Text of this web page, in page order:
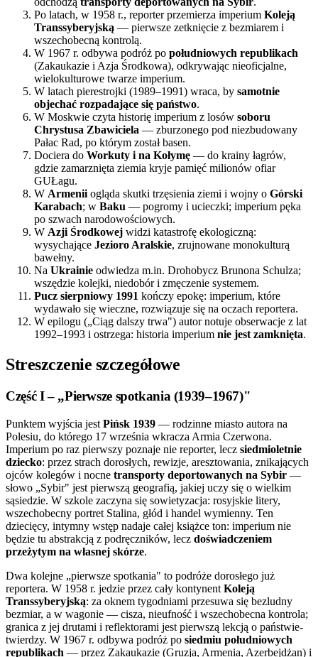
Po latach, w 1958 r., reporter przemierza imperium Koleją
Transsyberyjską — pierwsze zetknięcie z bezmiarem i
wszechobecną kontrolą.
W 1967 r. odbywa podróż po południowych republikach
(Zakaukazie i Azja Środkowa), odkrywając nieoficjalne,
wielokulturowe twarze imperium.
W latach pierestrojki (1989–1991) wraca, by samotnie
objechać rozpadające się państwo.
W Moskwie czyta historię imperium z losów soboru
Chrystusa Zbawiciela — zburzonego pod niezbudowany
Pałac Rad, po którym został basen.
Dociera do Workuty i na Kołymę — do krainy łagrów,
gdzie zamarznięta ziemia kryje pamięć milionów ofiar
GUŁagu.
W Armenii ogląda skutki trzęsienia ziemi i wojny o Górski
Karabach; w Baku — pogromy i ucieczki; imperium pęka
po szwach narodowościowych.
W Azji Środkowej widzi katastrofę ekologiczną:
wysychające Jezioro Aralskie, zrujnowane monokulturą
bawełny.
Na Ukrainie odwiedza m.in. Drohobycz Brunona Schulza;
wszędzie kolejki, niedobór i zmęczenie systemem.
Pucz sierpniowy 1991 kończy epokę: imperium, które
wydawało się wieczne, rozwiązuje się na oczach reportera.
W epilogu („Ciąg dalszy trwa") autor notuje obserwacje z lat
1992–1993 i ostrzega: historia imperium nie jest zamknięta.
Streszczenie szczegółowe
Część I – „Pierwsze spotkania (1939–1967)"
Punktem wyjścia jest Pińsk 1939 — rodzinne miasto autora na
Polesiu, do którego 17 września wkracza Armia Czerwona.
Imperium po raz pierwszy poznaje nie reporter, lecz siedmioletnie
dziecko: przez strach dorosłych, rewizje, aresztowania, znikających
ojców kolegów i nocne transporty deportowanych na Sybir —
słowo „Sybir" jest pierwszą geografią, jakiej uczy się o wielkim
sąsiedzie. W szkole zaczyna się sowietyzacja: rosyjskie litery,
wszechobecny portret Stalina, głód i handel wymienny. Ten
dziecięcy, intymny wstęp nadaje całej książce ton: imperium nie
będzie tu abstrakcją z podręczników, lecz doświadczeniem
przeżytym na własnej skórze.
Dwa kolejne „pierwsze spotkania" to podróże dorosłego już
reportera. W 1958 r. jedzie przez cały kontynent Koleją
Transsyberyjską: za oknem tygodniami przesuwa się bezludny
bezmiar, a w wagonie — cisza, nieufność i wszechobecna kontrola;
granica z jej drutami i reflektorami jest pierwszą lekcją o państwie-
twierdzy. W 1967 r. odbywa podróż po siedmiu południowych
republikach — przez Zakaukazie (Gruzja, Armenia, Azerbejdżan) i